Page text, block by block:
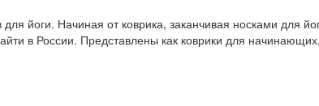
йоги. Начиная от коврика, заканчивая носками для
в России. Представлены как коврики для